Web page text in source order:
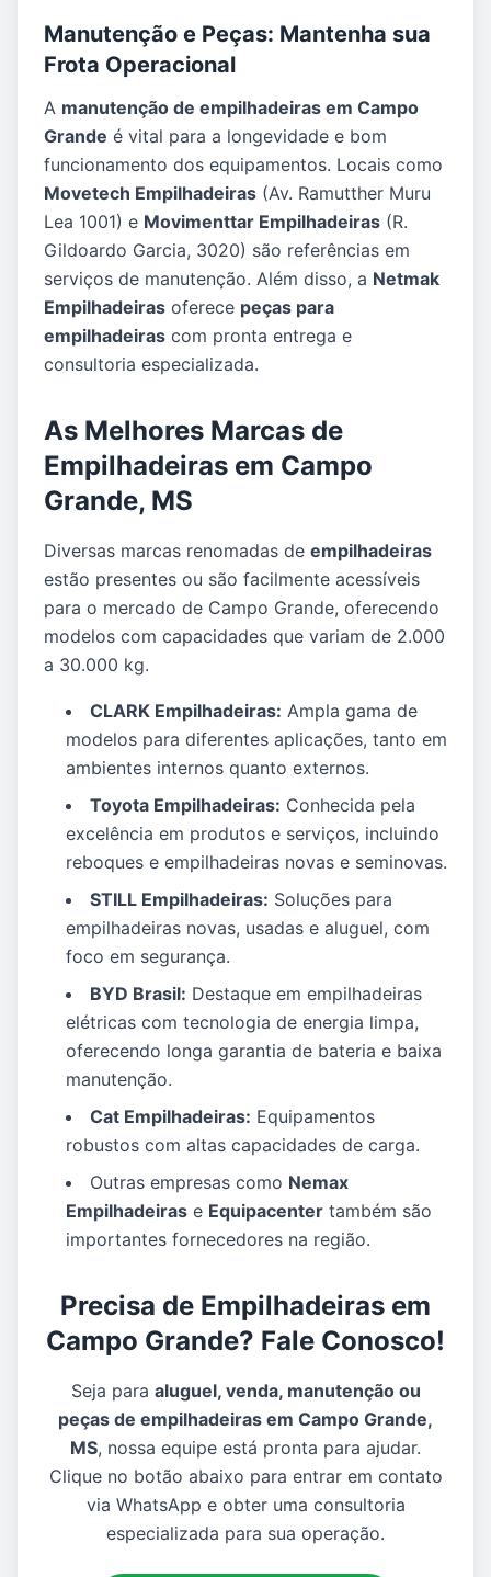
Manutenção e Peças: Mantenha sua
Frota Operacional
A manutenção de empilhadeiras em Campo
Grande é vital para a longevidade e bom
funcionamento dos equipamentos. Locais como
Movetech Empilhadeiras (Av. Ramutther Muru
Lea 1001) e Movimenttar Empilhadeiras (R.
Gildoardo Garcia, 3020) são referências em
serviços de manutenção. Além disso, a Netmak
Empilhadeiras oferece peças para
empilhadeiras com pronta entrega e
consultoria especializada.
As Melhores Marcas de
Empilhadeiras em Campo
Grande, MS
Diversas marcas renomadas de empilhadeiras
estão presentes ou são facilmente acessíveis
para o mercado de Campo Grande, oferecendo
modelos com capacidades que variam de 2.000
a 30.000 kg.
CLARK Empilhadeiras: Ampla gama de
modelos para diferentes aplicações, tanto em
ambientes internos quanto externos.
Toyota Empilhadeiras: Conhecida pela
excelência em produtos e serviços, incluindo
reboques e empilhadeiras novas e seminovas.
STILL Empilhadeiras: Soluções para
empilhadeiras novas, usadas e aluguel, com
foco em segurança.
BYD Brasil: Destaque em empilhadeiras
elétricas com tecnologia de energia limpa,
oferecendo longa garantia de bateria e baixa
manutenção.
Cat Empilhadeiras: Equipamentos
robustos com altas capacidades de carga.
Outras empresas como Nemax
Empilhadeiras e Equipacenter também são
importantes fornecedores na região.
Precisa de Empilhadeiras em
Campo Grande? Fale Conosco!
Seja para aluguel, venda, manutenção ou
peças de empilhadeiras em Campo Grande,
MS, nossa equipe está pronta para ajudar.
Clique no botão abaixo para entrar em contato
via WhatsApp e obter uma consultoria
especializada para sua operação.